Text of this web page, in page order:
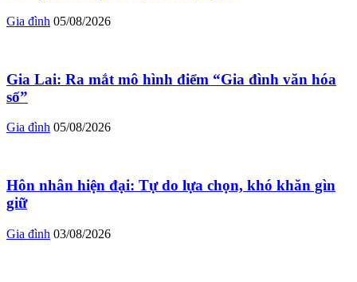
Gia đình 05/08/2026
Gia Lai: Ra mắt mô hình điểm “Gia đình văn hóa
số”
Gia đình 05/08/2026
Hôn nhân hiện đại: Tự do lựa chọn, khó khăn gìn
giữ
Gia đình 03/08/2026